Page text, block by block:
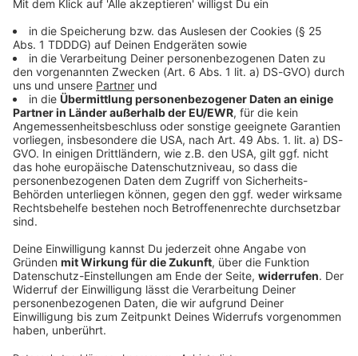
Welt
Influencerin Sydney Towle mit 26 an Krebs
gestorben
Eigentlich veröffentlichte Sydney Towle Surf- und
Tanzvideos in den sozialen Medien. Doch dann wurde